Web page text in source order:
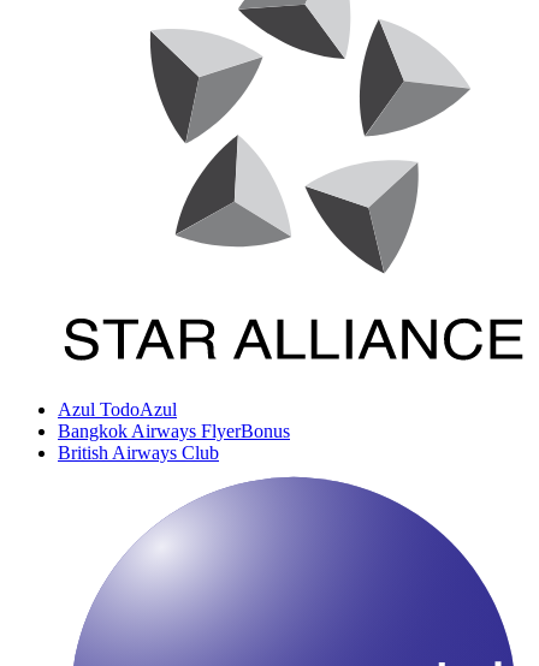
Azul TodoAzul
Bangkok Airways FlyerBonus
British Airways Club